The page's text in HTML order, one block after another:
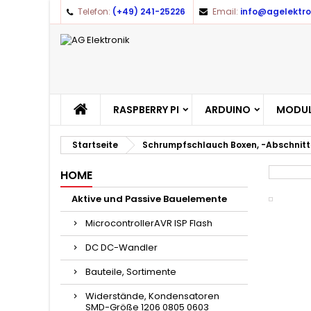
Telefon: (+49) 241-25226 Email:
RASPBERRY PI ARDUINO
Startseite Schrumpfschlauch Boxen, -
HOME
Aktive und Passive Bauelemente
MicrocontrollerAVR ISP Flash
DC DC-Wandler
Bauteile, Sortimente
Widerstände, Kondensatoren
SMD-Größe 1206 0805 0603